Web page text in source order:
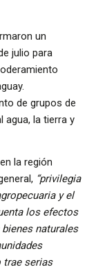
un
julio para
de grupos de
agua, la tierra y
la región
“privilegia
y el
los efectos
naturales
trae serias